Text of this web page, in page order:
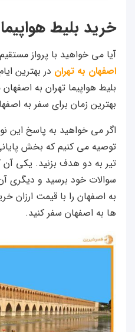
خرید بلیط
آیا می خواهید با پرواز
اصفهان به تهران در بهترین
بلیط هواپیما تهران به
بهترین زمان برای سفر به
اگر می خواهید به پاسخ این
توصیه می کنیم که بخش
تیر به دو هدف بزنید. یکی
سوالات خود برسید و دیگری آن
به اصفهان را با قیمت ارزان
ها به اصفهان سفر کنید.